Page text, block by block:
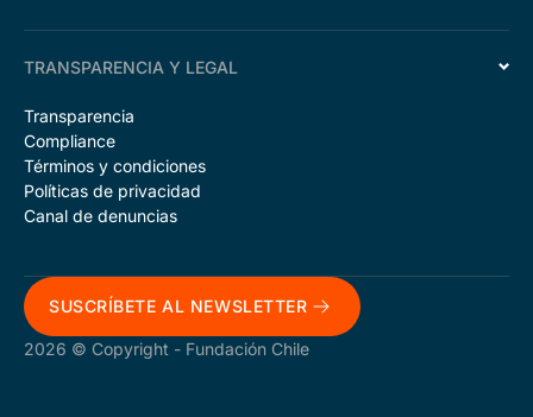
TRANSPARENCIA Y LEGAL
Transparencia
Compliance
Términos y condiciones
Políticas de privacidad
Canal de denuncias
SUSCRÍBETE AL NEWSLETTER
2026 © Copyright - Fundación Chile